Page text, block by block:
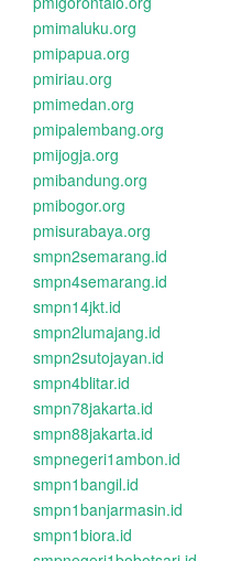
pmimaluku.org
pmipapua.org
pmiriau.org
pmimedan.org
pmipalembang.org
pmijogja.org
pmibandung.org
pmibogor.org
pmisurabaya.org
smpn2semarang.id
smpn4semarang.id
smpn14jkt.id
smpn2lumajang.id
smpn2sutojayan.id
smpn4blitar.id
smpn78jakarta.id
smpn88jakarta.id
smpnegeri1ambon.id
smpn1bangil.id
smpn1banjarmasin.id
smpn1biora.id